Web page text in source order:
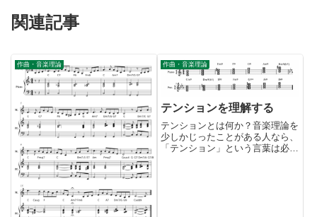
関連記事
作曲・音楽理論 作曲・音楽理論
テンションを理解する
テンションとは何か？音楽理論を
少しかじったことがある人なら、
「テンション」という言葉は必ず